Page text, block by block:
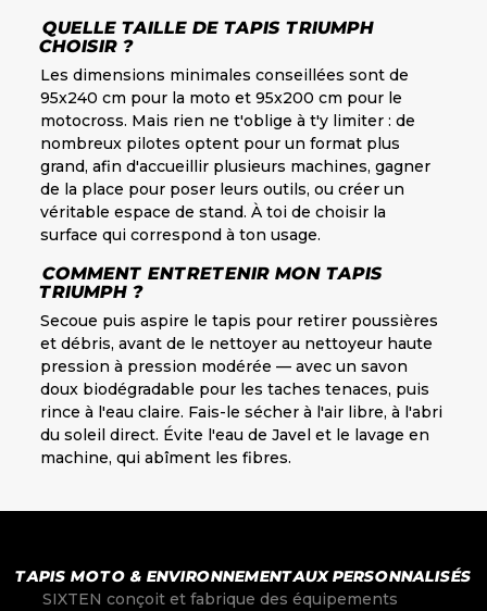
QUELLE TAILLE DE TAPIS TRIUMPH
CHOISIR ?
Les dimensions minimales conseillées sont de
95x240 cm pour la moto et 95x200 cm pour le
motocross. Mais rien ne t'oblige à t'y limiter : de
nombreux pilotes optent pour un format plus
grand, afin d'accueillir plusieurs machines, gagner
de la place pour poser leurs outils, ou créer un
véritable espace de stand. À toi de choisir la
surface qui correspond à ton usage.
COMMENT ENTRETENIR MON TAPIS
TRIUMPH ?
Secoue puis aspire le tapis pour retirer poussières
et débris, avant de le nettoyer au nettoyeur haute
pression à pression modérée — avec un savon
doux biodégradable pour les taches tenaces, puis
rince à l'eau claire. Fais-le sécher à l'air libre, à l'abri
du soleil direct. Évite l'eau de Javel et le lavage en
machine, qui abîment les fibres.
TAPIS MOTO & ENVIRONNEMENTAUX PERSONNALISÉS
SIXTEN conçoit et fabrique des équipements